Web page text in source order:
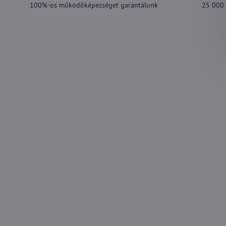
100%-os működőképességet garantálunk 25 000